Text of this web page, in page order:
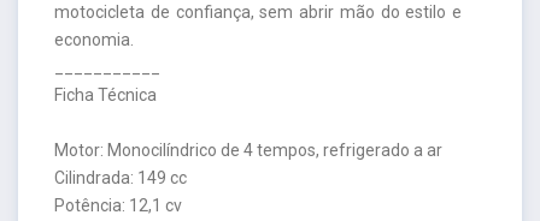
motocicleta de confiança, sem abrir mão do estilo e
economia.
Ficha Técnica
Motor: Monocilíndrico de 4 tempos, refrigerado a ar
Cilindrada: 149 cc
Potência: 12,1 cv